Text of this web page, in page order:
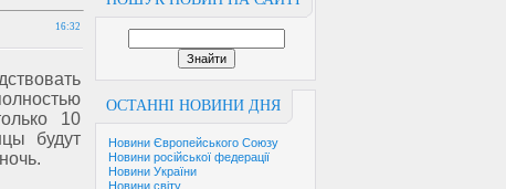
ОСТАННІ НОВИНИ ДНЯ
Новини Європейського Союзу
Новини російської федерації
Новини України
Новини світу
16:32
10
будут